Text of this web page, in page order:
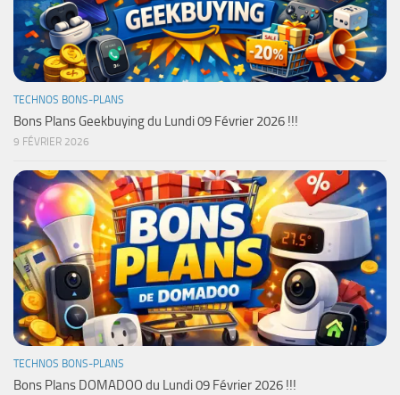
TECHNOS BONS-PLANS
Bons Plans Geekbuying du Lundi 09 Février 2026 !!!
9 FÉVRIER 2026
TECHNOS BONS-PLANS
Bons Plans DOMADOO du Lundi 09 Février 2026 !!!